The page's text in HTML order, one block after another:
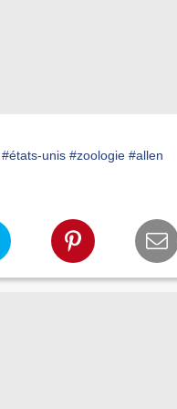
#états-unis #zoologie #allen